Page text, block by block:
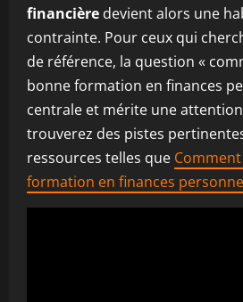
financière devient alors une
contrainte. Pour ceux qui
de référence, la question «
bonne formation en finances
centrale et mérite une
trouverez des pistes
ressources telles que
formation en finances